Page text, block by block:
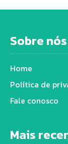
Sobre nós
Home
Política de
Fale conosco
Mais